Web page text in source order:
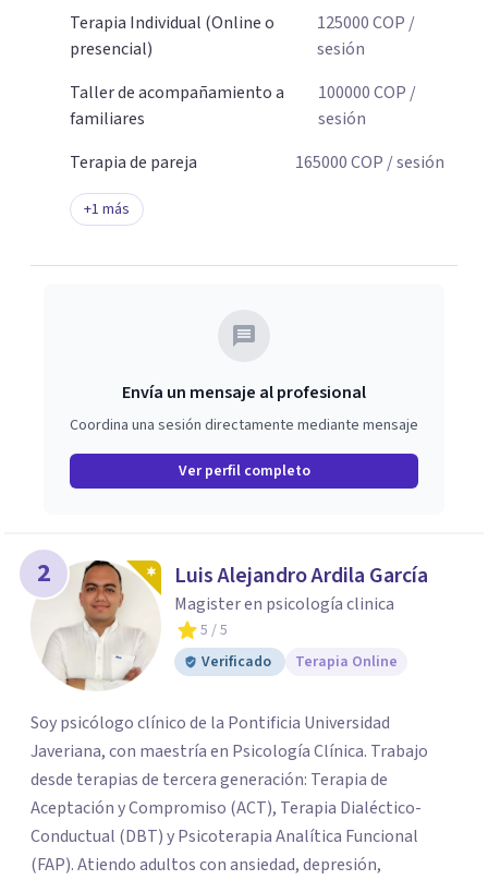
Terapia Individual (Online o
presencial)
125000COP /
sesión
Taller de acompañamiento a
familiares
100000COP /
sesión
Terapia de pareja
165000COP / sesión
+1 más
Envía un mensaje al profesional
Coordina una sesión directamente mediante mensaje
Ver perfil completo
2 Luis Alejandro Ardila García
Magister en psicología clinica
5 / 5
Verificado
Terapia Online
Soy psicólogo clínico de la Pontificia Universidad
Javeriana, con maestría en Psicología Clínica. Trabajo
desde terapias de tercera generación: Terapia de
Aceptación y Compromiso (ACT), Terapia Dialéctico-
Conductual (DBT) y Psicoterapia Analítica Funcional
(FAP). Atiendo adultos con ansiedad, depresión,